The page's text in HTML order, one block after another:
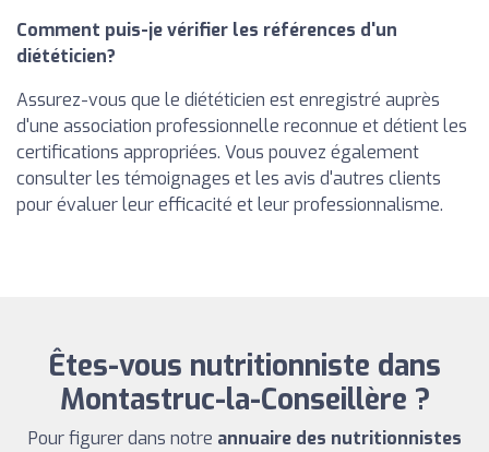
Comment puis-je vérifier les références d'un
diététicien?
Assurez-vous que le diététicien est enregistré auprès
d'une association professionnelle reconnue et détient les
certifications appropriées. Vous pouvez également
consulter les témoignages et les avis d'autres clients
pour évaluer leur efficacité et leur professionnalisme.
Êtes-vous nutritionniste dans
Montastruc-la-Conseillère ?
Pour figurer dans notre annuaire des nutritionnistes